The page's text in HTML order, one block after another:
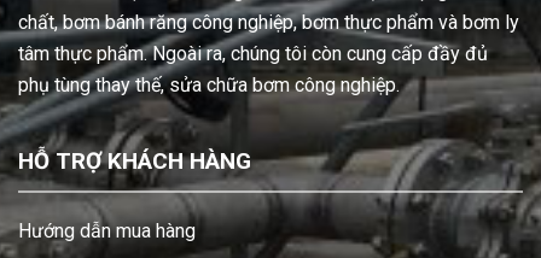
chất, bơm bánh răng công nghiệp, bơm thực phẩm và bơm ly
tâm thực phẩm. Ngoài ra, chúng tôi còn cung cấp đầy đủ
phụ tùng thay thế, sửa chữa bơm công nghiệp.
HỖ TRỢ KHÁCH HÀNG
Hướng dẫn mua hàng